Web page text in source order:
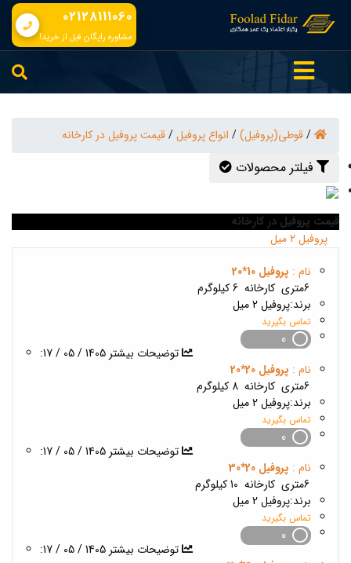
02128111060
مشاوره رایگان قبل از خرید!
/قوطی(پروفیل)/ انواع پروفیل/قیمت پروفیل در کارخانه
فیلتر محصولات
قیمت پروفیل در کارخانه
پروفیل 2 میل
نام : پروفیل 10*20
6متری
کارخانه 6 کیلوگرم
برند:پروفیل 2 میل
تماس بگیرید
:توضیحات بیشتر
نام : پروفیل 20*20
6متری
کارخانه 8 کیلوگرم
برند:پروفیل 2 میل
تماس بگیرید
:توضیحات بیشتر
نام : پروفیل 20*30
6متری
کارخانه 10 کیلوگرم
برند:پروفیل 2 میل
تماس بگیرید
:توضیحات بیشتر